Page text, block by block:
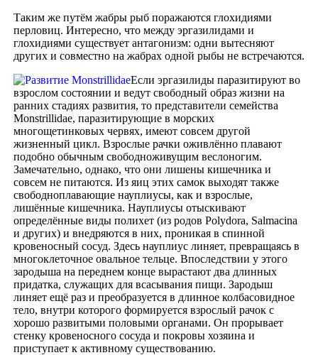
Таким же путём жабры рыб поражаются глохидиями
перловиц. Интересно, что между эргазилидами и
глохидиями существует антагонизм: одни вытесняют
других и совместно на жабрах одной рыбы не встречаются.
Если эргазилиды паразитируют во
взрослом состоянии и ведут свободный образ жизни на
ранних стадиях развития, то представители семейства
Monstrillidae, паразитирующие в морских
многощетинковых червях, имеют совсем другой
жизненный цикл. Взрослые рачки оживлённо плавают
подобно обычным свободноживущим веслоногим.
Замечательно, однако, что они лишены кишечника и
совсем не питаются. Из яиц этих самок выходят также
свободноплавающие науплиусы, как и взрослые,
лишённые кишечника. Науплиусы отыскивают
определённые виды полихет (из родов Polydora, Salmacina
и других) и внедряются в них, проникая в спинной
кровеносный сосуд. Здесь науплиус линяет, превращаясь в
многоклеточное овальное тельце. Впоследствии у этого
зародыша на переднем конце вырастают два длинных
придатка, служащих для всасывания пищи. Зародыш
линяет ещё раз и преобразуется в длинное колбасовидное
тело, внутри которого формируется взрослый рачок с
хорошо развитыми половыми органами. Он прорывает
стенку кровеносного сосуда и покровы хозяина и
приступает к активному существованию.